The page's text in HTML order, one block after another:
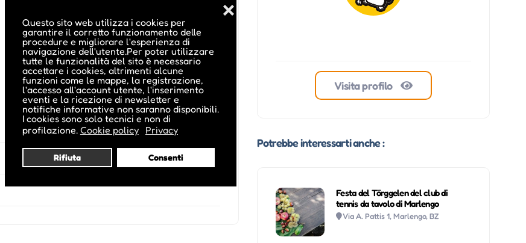
Questo sito web utilizza i cookies per
garantire il corretto funzionamento delle
procedure e migliorare l'esperienza di
navigazione dell'utente.Per poter utilizzare
tutte le funzionalità del sito è necessario
accettare i cookies, altrimenti alcune
funzioni come le mappe, la registrazione,
l'accesso all'account utente, l'inserimento
eventi e la ricezione di newsletter e
notifiche informative non saranno disponibili.
I cookies sono solo tecnici e non di
profilazione. Cookie policy Privacy
Rifiuta Consenti
❌
Visita profilo
Potrebbe interessarti anche :
Festa del Törggelen del club di
tennis da tavolo di Marlengo
Via A. Pattis 1, Marlengo, BZ